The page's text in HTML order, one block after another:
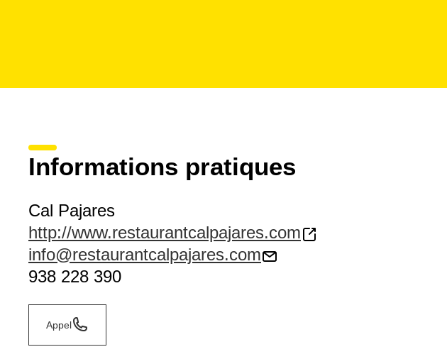
Informations pratiques
Cal Pajares
http://www.restaurantcalpajares.com
info@restaurantcalpajares.com
938 228 390
Appel